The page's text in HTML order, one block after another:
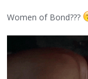
Women of Bond???